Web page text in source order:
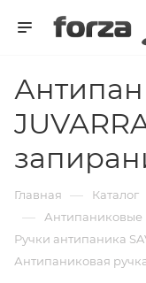
Главная — Каталог
— Антипаниковые
Ручки антипаника
Антипаниковая